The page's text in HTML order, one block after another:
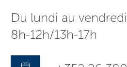
Du lundi au vendredi
8h-12h/13h-17h